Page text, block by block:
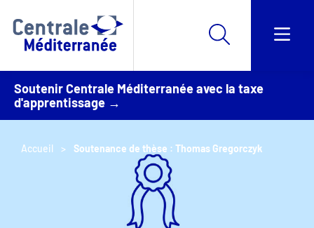
Soutenir Centrale Méditerranée avec la taxe
d'apprentissage →
Accueil Soutenance de thèse : Thomas Gregorczyk